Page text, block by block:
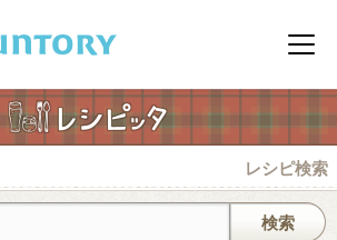
メニ
レシピ検索